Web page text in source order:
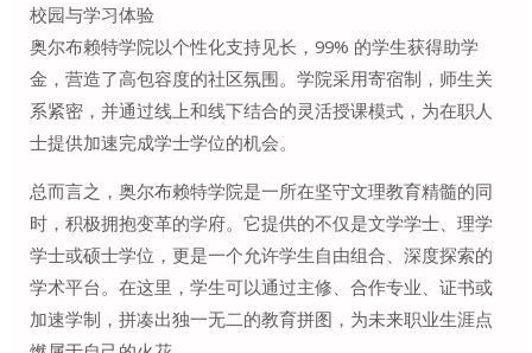
校园与学习体验
奥尔布赖特学院以个性化支持见长，99% 的学生获得助学
金，营造了高包容度的社区氛围。学院采用寄宿制，师生关
系紧密，并通过线上和线下结合的灵活授课模式，为在职人
士提供加速完成学士学位的机会。
总而言之，奥尔布赖特学院是一所在坚守文理教育精髓的同
时，积极拥抱变革的学府。它提供的不仅是文学学士、理学
学士或硕士学位，更是一个允许学生自由组合、深度探索的
学术平台。在这里，学生可以通过主修、合作专业、证书或
加速学制，拼凑出独一无二的教育拼图，为未来职业生涯点